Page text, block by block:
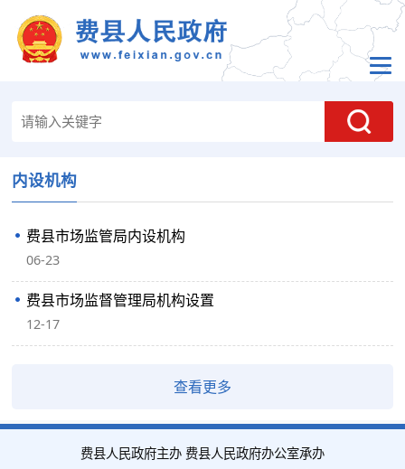
内设机构
费县市场监管局内设机构
06-23
费县市场监督管理局机构设置
12-17
查看更多
费县人民政府主办 费县人民政府办公室承办